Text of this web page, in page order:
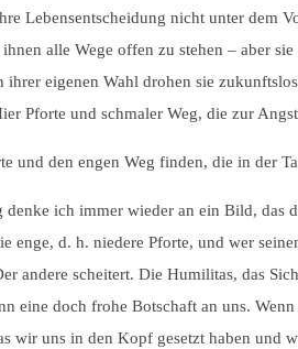
Lebensentscheidung nicht unter dem
alle Wege offen zu stehen – aber
eigenen Wahl drohen sie
Pforte und schmaler Weg, die zur
und den engen Weg finden, die in der
denke ich immer wieder an ein Bild,
enge, d. h. niedere Pforte, und wer
andere scheitert. Die Humilitas, das
eine doch frohe Botschaft an uns.
wir uns in den Kopf gesetzt haben und